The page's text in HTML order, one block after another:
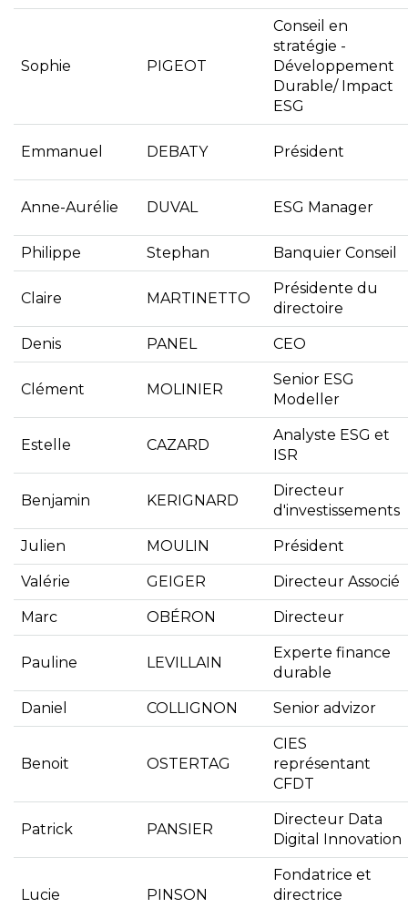
Sophie PIGEOT
Conseil en
stratégie -
Développement
Durable/ Impact
ESG
Emmanuel DEBATY Président
Anne-Aurélie DUVAL ESG Manager
Philippe Stephan Banquier Conseil
Claire MARTINETTO
Présidente du
directoire
Denis PANEL CEO
Clément MOLINIER
Senior ESG
Modeller
Estelle CAZARD
Analyste ESG et
ISR
Benjamin KERIGNARD
Directeur
d'investissements
Julien MOULIN Président
Valérie GEIGER Directeur Associé
Marc OBÉRON Directeur
Pauline LEVILLAIN
Experte finance
durable
Daniel COLLIGNON Senior advizor
Benoit OSTERTAG
CIES
représentant
CFDT
Patrick PANSIER
Directeur Data
Digital Innovation
Lucie PINSON
Fondatrice et
directrice